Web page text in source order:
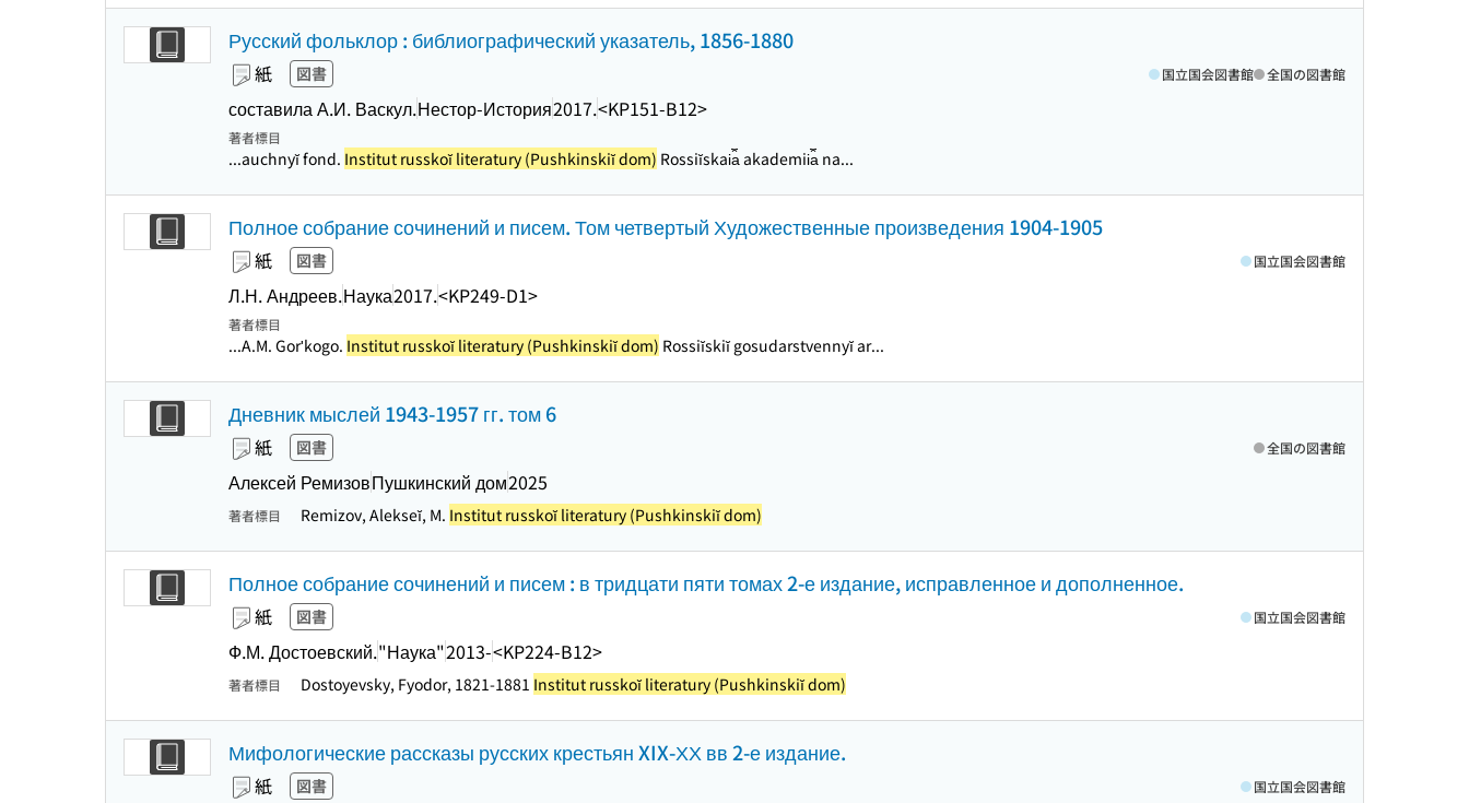
Русский фольклор : библиографический указатель, 1856-1880
紙 図書
составила А.И. Васкул.Нестор-История2017.<KP151-B12>
国立国会図書館 全国の図書館
著者標目
...auchnyĭ fond. Institut russkoĭ literatury (Pushkinskiĭ dom) Rossiĭskai︠a︡ akademii︠a︡ na...
Полное собрание сочинений и писем. Том четвертый Художественные произведения 1904-1905
紙 図書
Л.Н. Андреев.Наука2017.<KP249-D1>
国立国会図書館
著者標目
...A.M. Gorʹkogo. Institut russkoĭ literatury (Pushkinskiĭ dom) Rossiĭskiĭ gosudarstvennyĭ ar...
Дневник мыслей 1943-1957 гг. том 6
紙 図書
Алексей РемизовПушкинский дом2025
全国の図書館
著者標目 Remizov, Alekseĭ, M. Institut russkoĭ literatury (Pushkinskiĭ dom)
Полное собрание сочинений и писем : в тридцати пяти томах 2-е издание, исправленное и дополненное.
紙 図書
Ф.М. Достоевский."Наука"2013-<KP224-B12>
国立国会図書館
著者標目 Dostoyevsky, Fyodor, 1821-1881 Institut russkoĭ literatury (Pushkinskiĭ dom)
Мифологические рассказы русских крестьян XIX-ХХ вв 2-е издание.
紙 図書 国立国会図書館